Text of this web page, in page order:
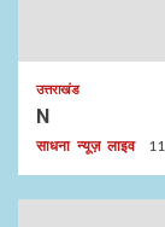
उत्तराखंड
N
साधना न्यूज़ लाइव